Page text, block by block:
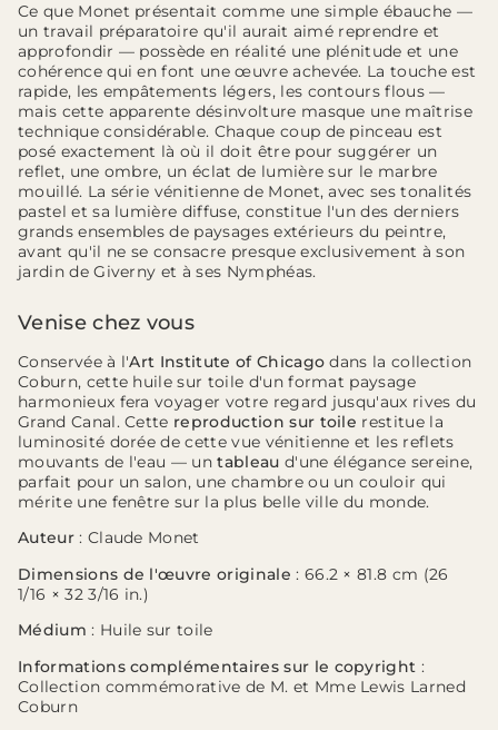
Ce que Monet présentait comme une simple ébauche —
un travail préparatoire qu'il aurait aimé reprendre et
approfondir — possède en réalité une plénitude et une
cohérence qui en font une œuvre achevée. La touche est
rapide, les empâtements légers, les contours flous —
mais cette apparente désinvolture masque une maîtrise
technique considérable. Chaque coup de pinceau est
posé exactement là où il doit être pour suggérer un
reflet, une ombre, un éclat de lumière sur le marbre
mouillé. La série vénitienne de Monet, avec ses tonalités
pastel et sa lumière diffuse, constitue l'un des derniers
grands ensembles de paysages extérieurs du peintre,
avant qu'il ne se consacre presque exclusivement à son
jardin de Giverny et à ses Nymphéas.
Venise chez vous
Conservée à l'Art Institute of Chicago dans la collection
Coburn, cette huile sur toile d'un format paysage
harmonieux fera voyager votre regard jusqu'aux rives du
Grand Canal. Cette reproduction sur toile restitue la
luminosité dorée de cette vue vénitienne et les reflets
mouvants de l'eau — untableau d'une élégance sereine,
parfait pour un salon, une chambre ou un couloir qui
mérite une fenêtre sur la plus belle ville du monde.
Auteur: Claude Monet
Dimensions de l'œuvre originale : 66.2 × 81.8 cm (26
1/16 × 32 3/16 in.)
Médium : Huile sur toile
Informations complémentaires sur le copyright :
Collection commémorative de M. et Mme Lewis Larned
Coburn